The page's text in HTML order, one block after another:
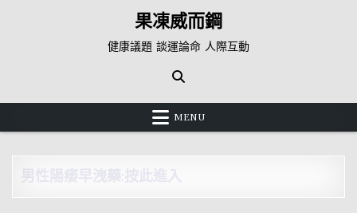
果凍威而鋼
健康議題 談運論命 人際互動
MENU